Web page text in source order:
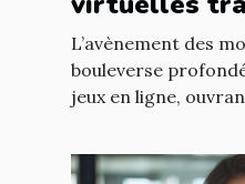
elles les
L’avènement des
bouleverse
jeux en ligne,